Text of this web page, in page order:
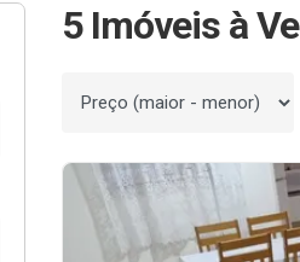
5 Imóveis à
Ordenar por